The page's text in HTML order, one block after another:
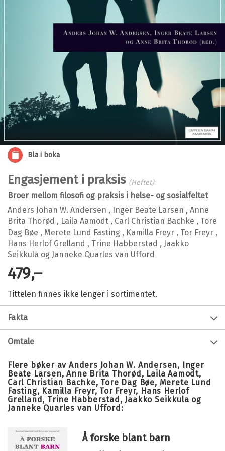
Bla i boka
Engasjement i praksis (Heftet)
Broer mellom filosofi og praksis i helse- og sosialfeltet
Anders Johan W. Andersen , Inger Beate Larsen , Anne
Brita Thorød , Laila Aamodt , Carl Christian Bachke , Tore
Dag Bøe , Merete Lund Fasting , Kamilla Freyr , Tor Freyr ,
Hans Herlof Grelland , Trine Habberstad , Jaakko
Seikkula og Janneke Quarles van Ufford
479,–
Tittelen finnes ikke lenger i sortimentet.
Fakta
Forfatter:
Anne Brita
Thorød
,Laila Aamodt ,Carl
Christian Bachke,Tore Dag
Bøe,Merete Lund Fasting ,
Kamilla Freyr,Tor Freyr,
Herlof Grelland ,Trine
Innbinding:
Heftet
Omtale
Helse- og sosialtjenestene rommer både vedvarende og
skiftende etiske og filosofiske problemstillinger. Dette
utfordrer helse- og sosialarbeidere i deres utøvelse av
den moralske og faglige dømmekraft, og gjør både
filosofi og etikk nødvendig og relevant for å skape
reflekterte praktikere. Samtidig kan mange streve med
filosofi og tenkning i en kompleks og hektisk hverdag.
Flere bøker av Anders Johan W. Andersen, Inger
Beate Larsen, Anne Brita Thorød, Laila Aamodt,
Carl Christian Bachke, Tore Dag Bøe, Merete Lund
Fasting, Kamilla Freyr, Tor Freyr, Hans Herlof
Grelland, Trine Habberstad, Jaakko Seikkula og
Janneke Quarles van Ufford:
Å forske blant barn